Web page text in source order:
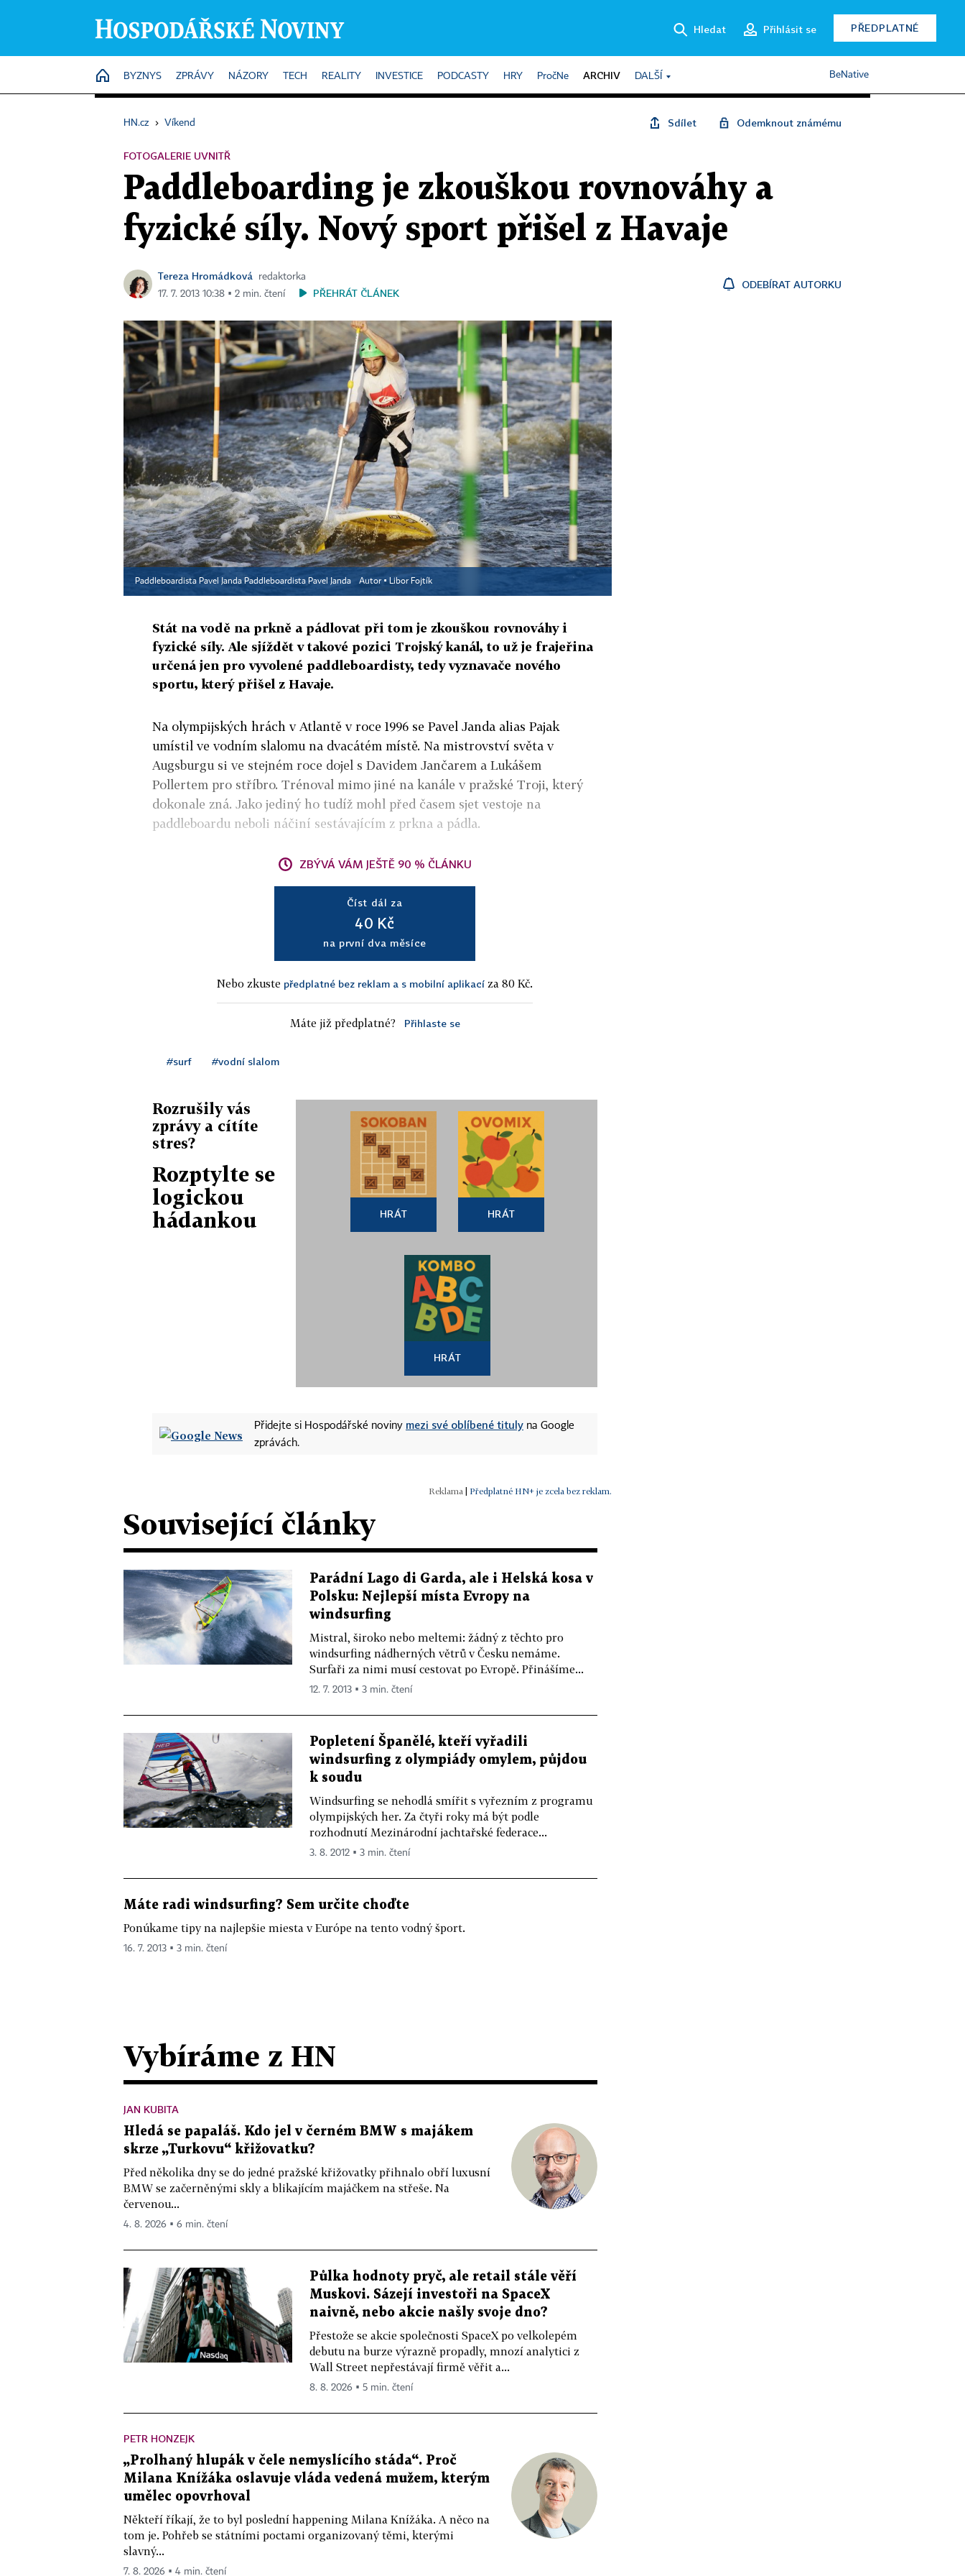
Hledat Přihlásit se PŘEDPLATNÉ
HOME
BYZNYS ZPRÁVY NÁZORY TECH REALITY INVESTICE PODCASTY HRY PročNe ARCHIV DALŠÍ BeNative
HN.cz › Víkend Sdílet Odemknout známému
FOTOGALERIE UVNITŘ
Paddleboarding je zkouškou rovnováhy a
fyzické síly. Nový sport přišel z Havaje
Tereza Hromádková
redaktorka
17. 7. 2013 10:38 ▪ 2 min. čtení
PŘEHRÁT ČLÁNEK
ODEBÍRAT AUTORKU
Paddleboardista Pavel Janda Paddleboardista Pavel Janda Autor ▪Libor Fojtík
Stát na vodě na prkně a pádlovat při tom je zkouškou rovnováhy i
fyzické síly. Ale sjíždět v takové pozici Trojský kanál, to už je frajeřina
určená jen pro vyvolené paddleboardisty, tedy vyznavače nového
sportu, který přišel z Havaje.
Na olympijských hrách v Atlantě v roce 1996 se Pavel Janda alias Pajak
umístil ve vodním slalomu na dvacátém místě. Na mistrovství světa v
Augsburgu si ve stejném roce dojel s Davidem Jančarem a Lukášem
Pollertem pro stříbro. Trénoval mimo jiné na kanále v pražské Troji, který
dokonale zná. Jako jediný ho tudíž mohl před časem sjet vestoje na
paddleboardu neboli náčiní sestávajícím z prkna a pádla.
ZBÝVÁ VÁM JEŠTĚ 90 % ČLÁNKU
Číst dál za
40 Kč
na první dva měsíce
Nebo zkuste předplatné bez reklam a s mobilní aplikací za 80 Kč.
Máte již předplatné? Přihlaste se
#surf #vodní slalom
Rozrušily vás
zprávy a cítíte
stres?
Rozptylte se
logickou
hádankou
HRÁT HRÁT
HRÁT
Přidejte si Hospodářské noviny mezi své oblíbené tituly na Google
zprávách.
| Předplatné HN+ je zcela bez reklam.
Související články
Parádní Lago di Garda, ale i Helská kosa v
Polsku: Nejlepší místa Evropy na
windsurfing
Mistral, široko nebo meltemi: žádný z těchto pro
windsurfing nádherných větrů v Česku nemáme.
Surfaři za nimi musí cestovat po Evropě. Přinášíme...
12. 7. 2013 ▪ 3 min. čtení
Popletení Španělé, kteří vyřadili
windsurfing z olympiády omylem, půjdou
k soudu
Windsurfing se nehodlá smířit s vyřezním z programu
olympijských her. Za čtyři roky má být podle
rozhodnutí Mezinárodní jachtařské federace...
3. 8. 2012 ▪ 3 min. čtení
Máte radi windsurfing? Sem určite choďte
Ponúkame tipy na najlepšie miesta v Európe na tento vodný šport.
16. 7. 2013 ▪ 3 min. čtení
Vybíráme z HN
JAN KUBITA
Hledá se papaláš. Kdo jel v černém BMW s majákem
skrze „Turkovu“ křižovatku?
Před několika dny se do jedné pražské křižovatky přihnalo obří luxusní
BMW se začerněnými skly a blikajícím majáčkem na střeše. Na
červenou...
4. 8. 2026 ▪ 6 min. čtení
Půlka hodnoty pryč, ale retail stále věří
Muskovi. Sázejí investoři na SpaceX
naivně, nebo akcie našly svoje dno?
Přestože se akcie společnosti SpaceX po velkolepém
debutu na burze výrazně propadly, mnozí analytici z
Wall Street nepřestávají firmě věřit a...
8. 8. 2026 ▪ 5 min. čtení
PETR HONZEJK
„Prolhaný hlupák v čele nemyslícího stáda“. Proč
Milana Knížáka oslavuje vláda vedená mužem, kterým
umělec opovrhoval
Někteří říkají, že to byl poslední happening Milana Knížáka. A něco na
tom je. Pohřeb se státními poctami organizovaný těmi, kterými
slavný...
7. 8. 2026 ▪ 4 min. čtení